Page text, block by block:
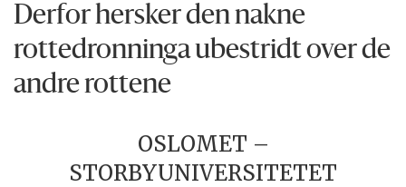
Derfor hersker den nakne
rottedronninga ubestridt over de
andre rottene
OSLOMET –
STORBYUNIVERSITETET